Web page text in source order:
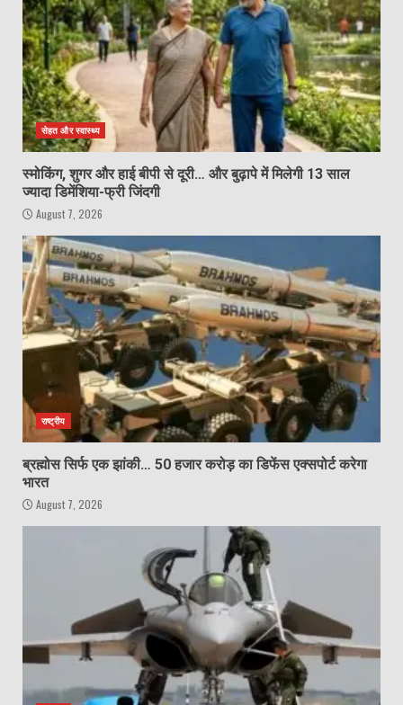
सेहत और स्वास्थ्य
स्मोकिंग, शुगर और हाई बीपी से दूरी… और बुढ़ापे में मिलेगी 13 साल
ज्यादा डिमेंशिया-फ्री जिंदगी
August 7, 2026
राष्ट्रीय
ब्रह्मोस सिर्फ एक झांकी… 50 हजार करोड़ का डिफेंस एक्सपोर्ट करेगा
भारत
August 7, 2026